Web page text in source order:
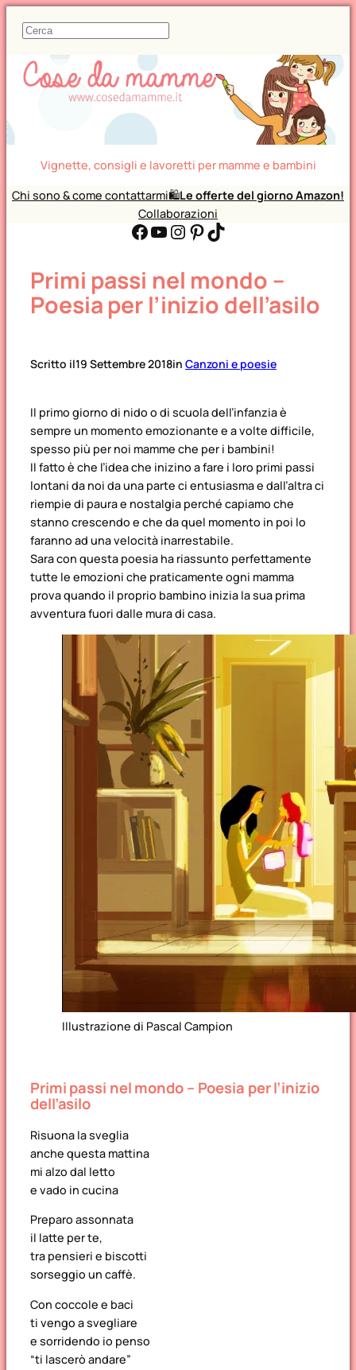
C
r
c
Vignette, consigli e lavoretti per mamme e bambini
Chi sono & come contattarmi🛍️Le offerte del giorno Amazon!
Collaborazioni
Facebook YouTube Instagram Pinterest TikTok
Primi passi nel mondo –
Poesia per l’inizio dell’asilo
Scritto il19 Settembre 2018in Canzoni e poesie
Il primo giorno di nido o di scuola dell’infanzia è
sempre un momento emozionante e a volte difficile,
spesso più per noi mamme che per i bambini!
Il fatto è che l’idea che inizino a fare i loro primi passi
lontani da noi da una parte ci entusiasma e dall’altra ci
riempie di paura e nostalgia perché capiamo che
stanno crescendo e che da quel momento in poi lo
faranno ad una velocità inarrestabile.
Sara con questa poesia ha riassunto perfettamente
tutte le emozioni che praticamente ogni mamma
prova quando il proprio bambino inizia la sua prima
avventura fuori dalle mura di casa.
Illustrazione di Pascal Campion
Primi passi nel mondo – Poesia per l’inizio
dell’asilo
Risuona la sveglia
anche questa mattina
mi alzo dal letto
e vado in cucina
Preparo assonnata
il latte per te,
tra pensieri e biscotti
sorseggio un caffè.
Con coccole e baci
ti vengo a svegliare
e sorridendo io penso
“ti lascerò andare”